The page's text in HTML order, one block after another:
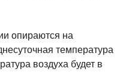
опираются на
температура
воздуха будет в